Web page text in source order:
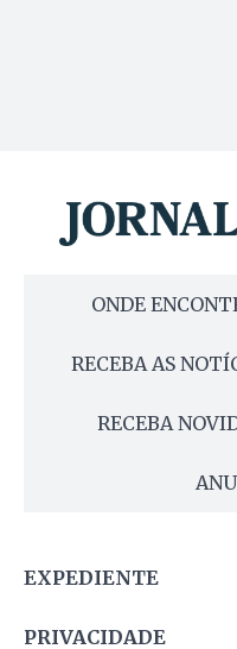
ONDE
RECEBA AS
RECEBA
EXPEDIENTE
PRIVACIDADE